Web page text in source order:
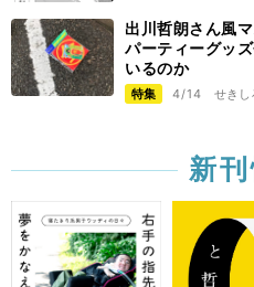
出川哲朗さん風
パーティーグッ
いるのか
特集 4/14 せきし
新